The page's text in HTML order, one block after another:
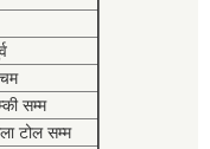
सम्म
टोल सम्म